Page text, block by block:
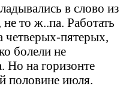
в слово из
то ж..па. Работать
четверых-пятерых,
болели не
Но на горизонте
половине июля.